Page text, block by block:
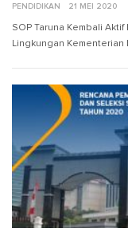
PENDIDIKAN 21 MEI 2020
SOP Taruna Kembali
Lingkungan